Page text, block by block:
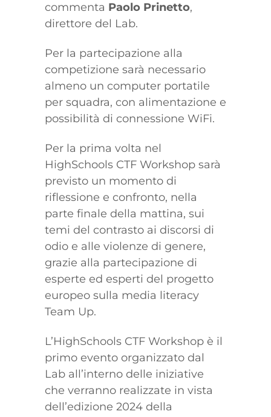
commenta Paolo Prinetto,
direttore del Lab.
Per la partecipazione alla
competizione sarà necessario
almeno un computer portatile
per squadra, con alimentazione e
possibilità di connessione WiFi.
Per la prima volta nel
HighSchools CTF Workshop sarà
previsto un momento di
riflessione e confronto, nella
parte finale della mattina, sui
temi del contrasto ai discorsi di
odio e alle violenze di genere,
grazie alla partecipazione di
esperte ed esperti del progetto
europeo sulla media literacy
Team Up.
L’HighSchools CTF Workshop è il
primo evento organizzato dal
Lab all’interno delle iniziative
che verranno realizzate in vista
dell’edizione 2024 della